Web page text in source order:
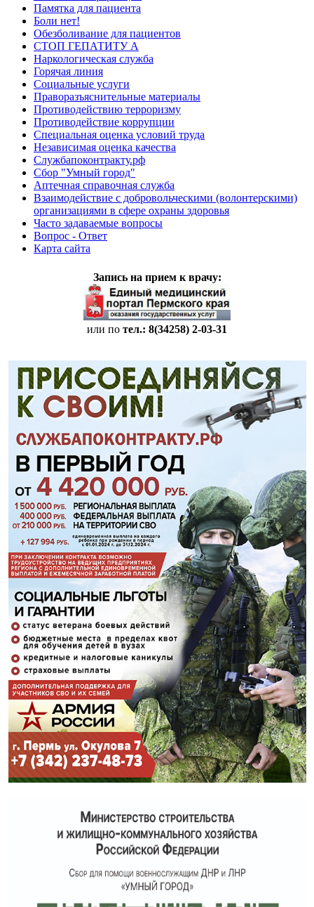
Памятка для пациента
Боли нет!
Обезболивание для пациентов
СТОП ГЕПАТИТУ А
Наркологическая служба
Горячая линия
Социальные услуги
Праворазъяснительные материалы
Противодействию терроризму
Противодействие коррупции
Специальная оценка условий труда
Независимая оценка качества
Службапоконтракту.рф
Сбор "Умный город"
Аптечная справочная служба
Взаимодействие с добровольческими (волонтерскими)
организациями в сфере охраны здоровья
Часто задаваемые вопросы
Вопрос - Ответ
Карта сайта
Запись на прием к врачу:
или по тел.: 8(34258) 2-03-31